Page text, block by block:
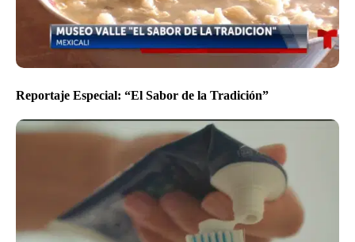
Reportaje Especial: “El Sabor de la Tradición”